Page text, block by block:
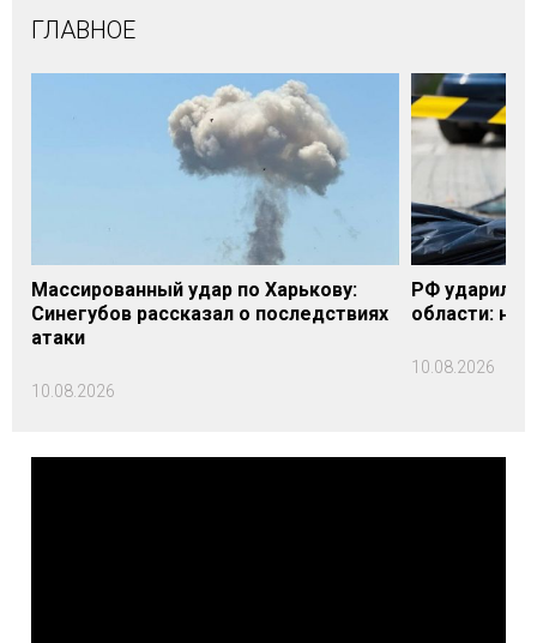
ГЛАВНОЕ
Массированный удар по Харькову:
Синегубов рассказал о последствиях
атаки
10.08.2026
РФ ударила
области: на
10.08.2026